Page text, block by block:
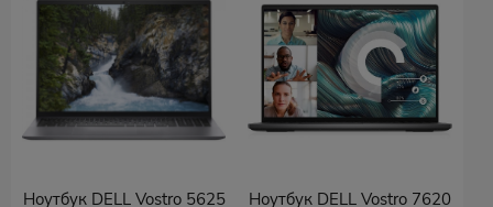
Ноутбук DELL Vostro 5625
Ноутбук DELL Vostro 7620